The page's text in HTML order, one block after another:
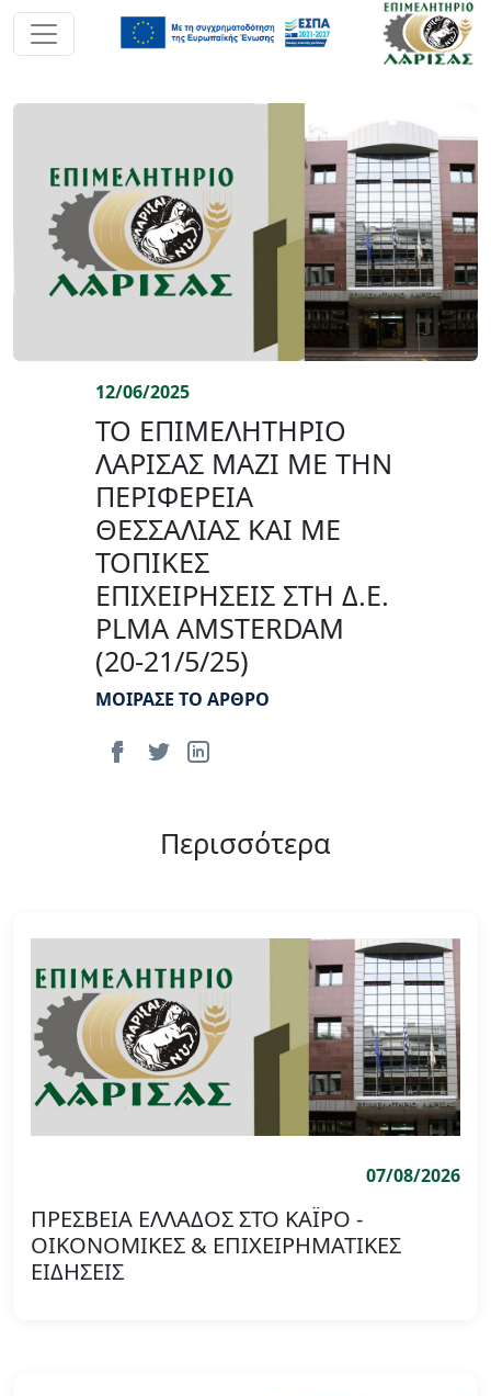
12/06/2025
ΤΟ ΕΠΙΜΕΛΗΤΗΡΙΟ
ΛΑΡΙΣΑΣ ΜΑΖΙ ΜΕ ΤΗΝ
ΠΕΡΙΦΕΡΕΙΑ
ΘΕΣΣΑΛΙΑΣ ΚΑΙ ΜΕ
ΤΟΠΙΚΕΣ
ΕΠΙΧΕΙΡΗΣΕΙΣ ΣΤΗ Δ.E.
PLMA AMSTERDAM
(20-21/5/25)
ΜΟΙΡΑΣΕ ΤΟ ΑΡΘΡΟ
Περισσότερα
07/08/2026
ΠΡΕΣΒΕΙΑ ΕΛΛΑΔΟΣ ΣΤΟ ΚΑΪΡΟ -
ΟΙΚΟΝΟΜΙΚΕΣ & ΕΠΙΧΕΙΡΗΜΑΤΙΚΕΣ
ΕΙΔΗΣΕΙΣ